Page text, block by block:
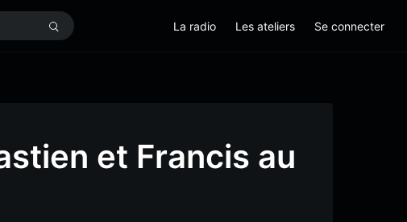
La radio Les ateliers Se connecter
et Francis au